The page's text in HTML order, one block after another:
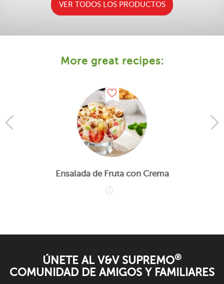
VER TODOS LOS PRODUCTOS
More great recipes:
Ensalada de Fruta con Crema
ÚNETE AL V&V SUPREMO®
COMUNIDAD DE AMIGOS Y FAMILIARES